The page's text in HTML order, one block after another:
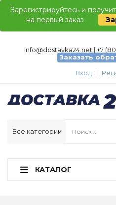
Зарегистрируйтесь и
на первый заказ
info@dostavka24.net | +7
Заказать
Вход
КАТАЛОГ